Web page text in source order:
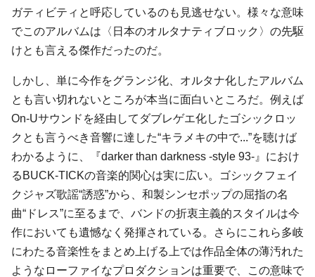
ガティビティと呼応しているのも見逃せない。様々な意味
でこのアルバムは〈日本のオルタナティブロック〉の先駆
けとも言える傑作だったのだ。
しかし、単に今作をグランジ化、オルタナ化したアルバム
とも言い切れないところが本当に面白いところだ。例えば
On-Uサウンドを経由してダブレゲエ化したゴシックロッ
クとも言うべき音響に達した“キラメキの中で...”を聴けば
わかるように、『darker than darkness -style 93-』におけ
るBUCK-TICKの音楽的関心は実に広い。ゴシックフェイ
クジャズ歌謡“誘惑”から、和製シンセポップの屈指の名
曲“ドレス”に至るまで、バンドの折衷主義的スタイルは今
作においても遺憾なく発揮されている。さらにこれら多岐
にわたる音楽性をまとめ上げる上では作品全体の薄汚れた
ようなローファイなプロダクションは重要で、この意味で